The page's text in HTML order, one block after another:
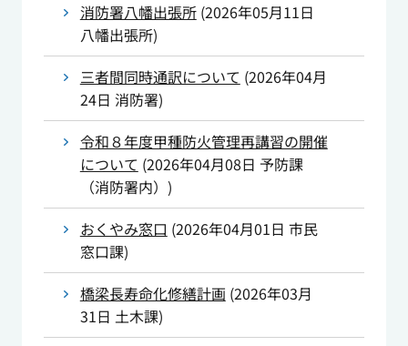
消防署八幡出張所(2026年05月11日
八幡出張所)
三者間同時通訳について (2026年04月
24日 消防署)
令和８年度甲種防火管理再講習の開催
について (2026年04月08日 予防課
（消防署内） )
おくやみ窓口 (2026年04月01日 市民
窓口課)
橋梁長寿命化修繕計画 (2026年03月
31日 土木課)